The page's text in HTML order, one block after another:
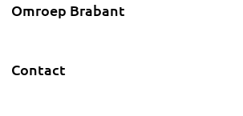
Omroep Brabant
Contact